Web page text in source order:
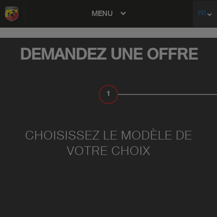
MENU FR
DEMANDEZ UNE OFFRE
1
CHOISISSEZ LE MODÈLE DE
VOTRE CHOIX